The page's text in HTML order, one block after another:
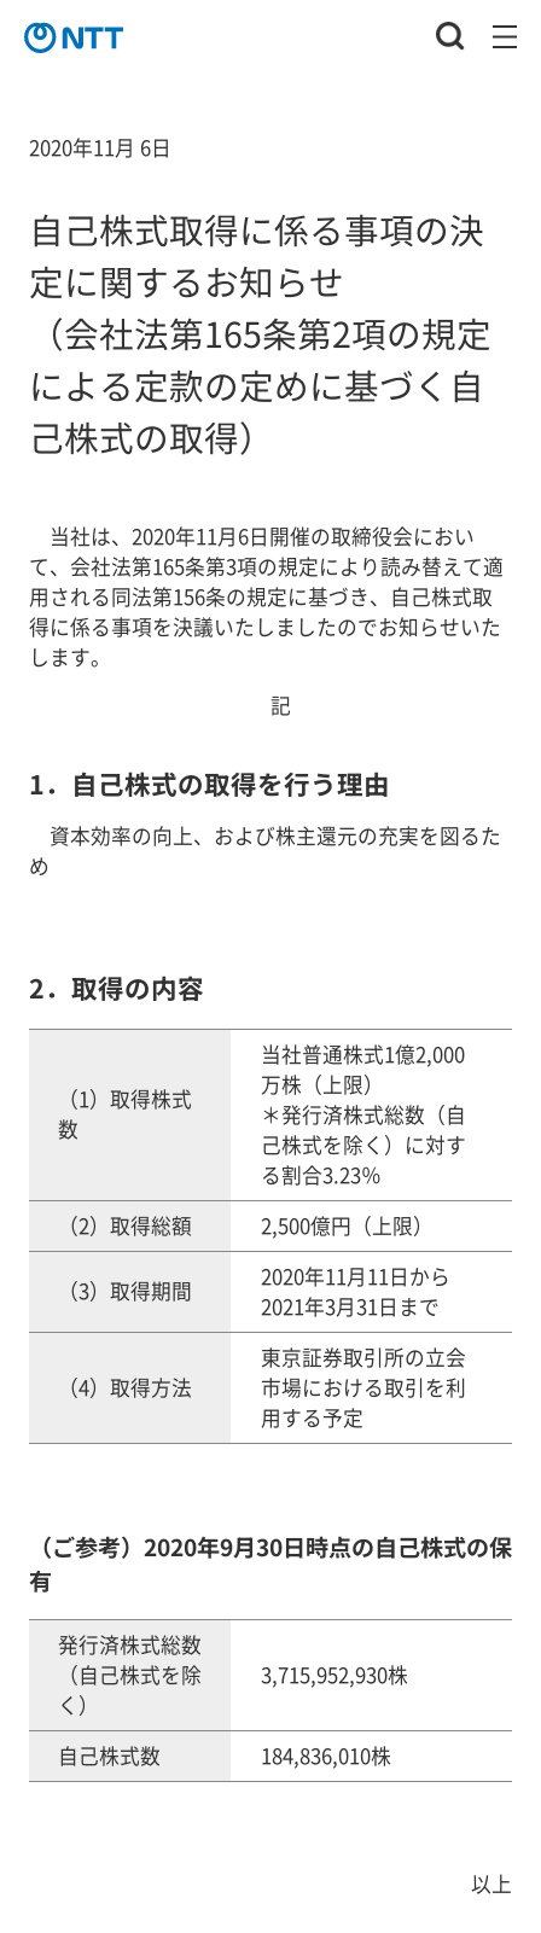
2020年11月 6日
自己株式取得に係る事項の決
定に関するお知らせ
（会社法第165条第2項の規定
による定款の定めに基づく自
己株式の取得）
当社は、2020年11月6日開催の取締役会におい
て、会社法第165条第3項の規定により読み替えて適
用される同法第156条の規定に基づき、自己株式取
得に係る事項を決議いたしましたのでお知らせいた
します。
記
1．自己株式の取得を行う理由
資本効率の向上、および株主還元の充実を図るた
め
2．取得の内容
（1）取得株式
数
当社普通株式1億2,000
万株（上限）
＊発行済株式総数（自
己株式を除く）に対す
る割合3.23％
（2）取得総額
2,500億円（上限）
（3）取得期間
2020年11月11日から
2021年3月31日まで
（4）取得方法
東京証券取引所の立会
市場における取引を利
用する予定
（ご参考）2020年9月30日時点の自己株式の保
有
発行済株式総数
（自己株式を除
く）
3,715,952,930株
自己株式数 184,836,010株
以上